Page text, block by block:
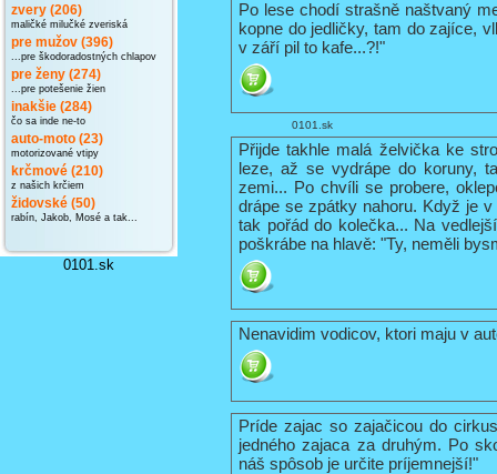
zvery (206)
maličké milučké zveriská
pre mužov (396)
...pre škodoradostných chlapov
pre ženy (274)
...pre potešenie žien
inakšie (284)
čo sa inde ne-to
auto-moto (23)
motorizované vtipy
krčmové (210)
z našich krčiem
židovské (50)
rabín, Jakob, Mosé a tak...
0101.sk
Po lese chodí strašně naštvaný
kopne do jedličky, tam do zajíce,
v září pil to kafe...?!"
0101.sk
Přijde takhle malá želvička ke
leze, až se vydrápe do koruny,
zemi... Po chvíli se probere,
drápe se zpátky nahoru. Když je
tak pořád do kolečka... Na
poškrábe na hlavě: "Ty, neměli
Nenavidim vodicov, ktori maju v
Príde zajac so zajačicou do
jedného zajaca za druhým. Po
náš spôsob je určite príjemnejší!"